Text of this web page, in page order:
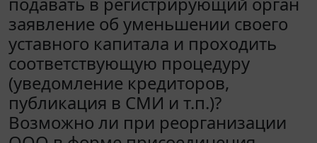
заявление об уменьшении своего
уставного капитала и проходить
соответствующую процедуру
(уведомление кредиторов,
публикация в СМИ и т.п.)?
Возможно ли при реорганизации